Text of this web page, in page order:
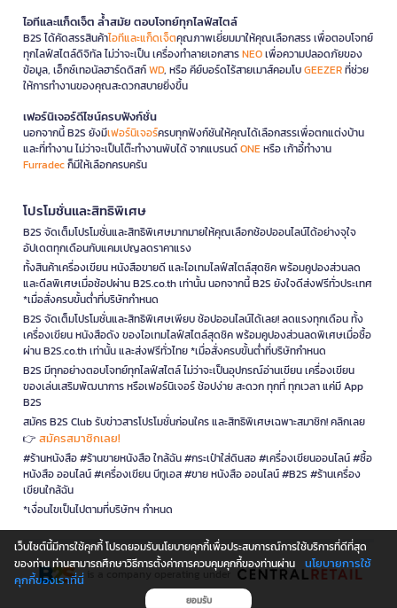
ไอทีและแก็ดเจ็ต ล้ำสมัย ตอบโจทย์ทุกไลฟ์สไตล์
B2S ได้คัดสรรสินค้าไอทีและแก็ดเจ็ตคุณภาพเยี่ยมมาให้คุณเลือกสรร เพื่อตอบโจทย์
ทุกไลฟ์สไตล์ดิจิทัล ไม่ว่าจะเป็น เครื่องทำลายเอกสารNEOเพื่อความปลอดภัยของ
ข้อมูล, เอ็กซ์เทอนัลฮาร์ดดิสก์WD, หรือ คีย์บอร์ดไร้สายเมาส์คอมโบGEEZERที่ช่วย
ให้การทำงานของคุณสะดวกสบายยิ่งขึ้น
เฟอร์นิเจอร์ดีไซน์ครบฟังก์ชั่น
นอกจากนี้ B2S ยังมีเฟอร์นิเจอร์ครบทุกฟังก์ชันให้คุณได้เลือกสรรเพื่อตกแต่งบ้าน
และที่ทำงาน ไม่ว่าจะเป็นโต๊ะทำงานพับได้ จากแบรนด์ONEหรือ เก้าอี้ทำงาน
Furradecก็มีให้เลือกครบครัน
โปรโมชั่นและสิทธิพิเศษ
B2S จัดเต็มโปรโมชั่นและสิทธิพิเศษมากมายให้คุณเลือกช้อปออนไลน์ได้อย่างจุใจ
อัปเดตทุกเดือนกับแคมเปญลดราคาแรง
ทั้งสินค้าเครื่องเขียน หนังสือขายดี และไอเทมไลฟ์สไตล์สุดชิค พร้อมคูปองส่วนลด
และดีลพิเศษเมื่อช้อปผ่าน B2S.co.th เท่านั้น นอกจากนี้ B2S ยังใจดีส่งฟรีทั่วประเทศ
*เมื่อสั่งครบขั้นต่ำที่บริษัทกำหนด
B2S จัดเต็มโปรโมชั่นและสิทธิพิเศษเพียบ ช้อปออนไลน์ได้เลย! ลดแรงทุกเดือน ทั้ง
เครื่องเขียน หนังสือดัง ของไอเทมไลฟ์สไตล์สุดชิค พร้อมคูปองส่วนลดพิเศษเมื่อซื้อ
ผ่าน B2S.co.th เท่านั้น และส่งฟรีทั่วไทย *เมื่อสั่งครบขั้นต่ำที่บริษัทกำหนด
B2S มีทุกอย่างตอบโจทย์ทุกไลฟ์สไตล์ ไม่ว่าจะเป็นอุปกรณ์อ่านเขียน เครื่องเขียน
ของเล่นเสริมพัฒนาการ หรือเฟอร์นิเจอร์ ช้อปง่าย สะดวก ทุกที่ ทุกเวลา แค่มี App
B2S
สมัคร B2S Club รับข่าวสารโปรโมชั่นก่อนใคร และสิทธิพิเศษเฉพาะสมาชิก! คลิกเลย
👉 สมัครสมาชิกเลย!
#ร้านหนังสือ #ร้านขายหนังสือ ใกล้ฉัน #กระเป๋าใส่ดินสอ #เครื่องเขียนออนไลน์ #ซื้อ
หนังสือ ออนไลน์ #เครื่องเขียน บีทูเอส #ขาย หนังสือ ออนไลน์ #B2S #ร้านเครื่อง
เขียนใกล้ฉัน
*เงื่อนไขเป็นไปตามที่บริษัทฯ กำหนด
is a company operating under
เว็บไซต์นี้มีการใช้คุกกี้ โปรดยอมรับนโยบายคุกกี้เพื่อประสบการณ์การใช้บริการที่ดีที่สุด
ของท่าน ท่านสามารถศึกษาวิธีการตั้งค่าการควบคุมคุกกี้ของท่านผ่าน
นโยบายการใช้
คุกกี้ของเราที่นี่
ยอมรับ